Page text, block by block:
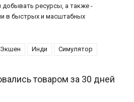
добывать ресурсы, а также -
в быстрых и масштабных
Экшен Инди Симулятор
товаром за 30 дней